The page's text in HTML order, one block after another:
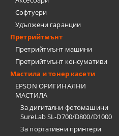
Софтуери
Удължени гаранции
Претрийтмънт
Претрийтмънт машини
Претрийтмънт консумативи
Мастила и тонер касети
EPSON ОРИГИНАЛНИ
МАСТИЛА
За дигитални фотомашини
SureLab SL-D700/D800/D1000
За портативни принтери